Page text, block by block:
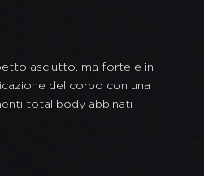
asciutto, ma forte e in
del corpo con una
total body abbinati